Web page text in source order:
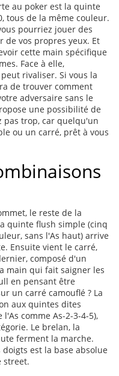
au poker est la quinte
tous de la même couleur.
pourriez jouer des
de vos propres yeux. Et
cette main spécifique
Face à elle,
rivaliser. Si vous la
de trouver comment
adversaire sans le
une possibilité de
pas trop, car quelqu'un
ou un carré, prêt à vous
le reste de la
quinte flush simple (cinq
sans l'As haut) arrive
Ensuite vient le carré,
composé d'un
main qui fait saigner les
en pensant être
un carré camouflé ? La
aux quintes dites
comme As-2-3-4-5),
Le brelan, la
ferment la marche.
est la base absolue
street.